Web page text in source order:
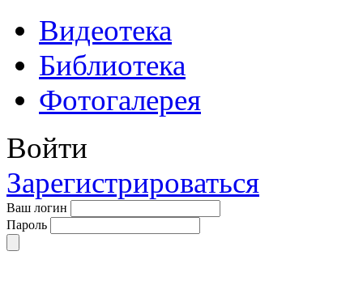
Видеотека
Библиотека
Фотогалерея
Войти
Зарегистрироваться
Ваш логин
Пароль